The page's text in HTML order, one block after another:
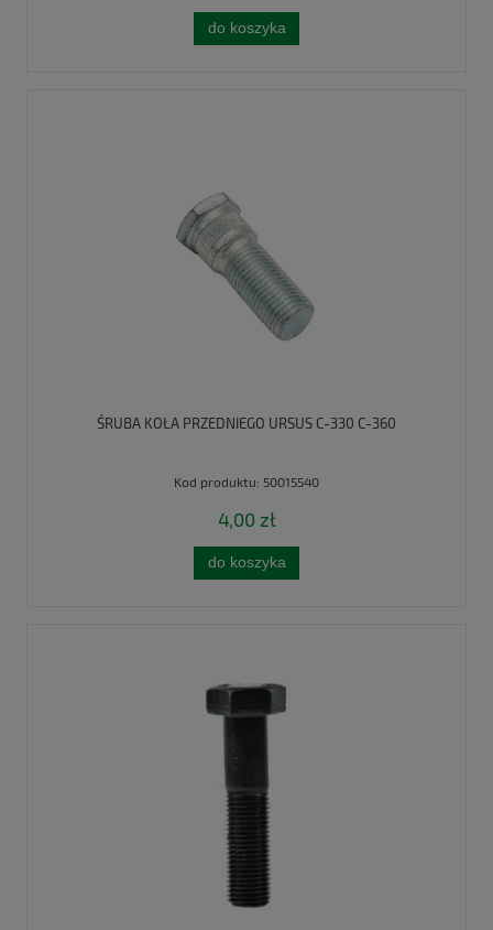
do koszyka
ŚRUBA KOŁA PRZEDNIEGO URSUS C-330 C-360
Kod produktu: 50015540
4,00 zł
do koszyka